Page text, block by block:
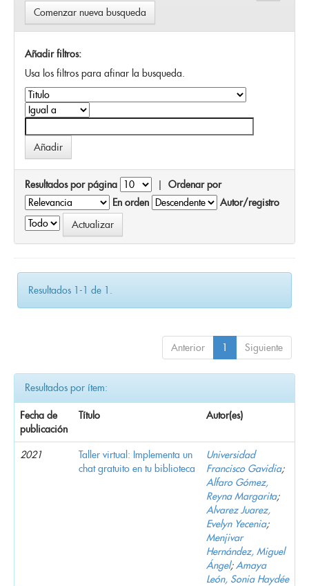
Comenzar nueva busqueda
Añadir filtros:
Usa los filtros para afinar la busqueda.
Resultados por página | Ordenar por
En orden
Autor/registro
Resultados 1-1 de 1.
Anterior 1 Siguiente
Resultados por ítem:
Fecha de
publicación
Título Autor(es)
2021
Taller virtual: Implementa un
chat gratuito en tu biblioteca
Universidad
Francisco Gavidia;
Alfaro Gómez,
Reyna Margarita;
Alvarez Juarez,
Evelyn Yecenia;
Menjivar
Hernández, Miguel
Ángel; Amaya
León, Sonia Haydée